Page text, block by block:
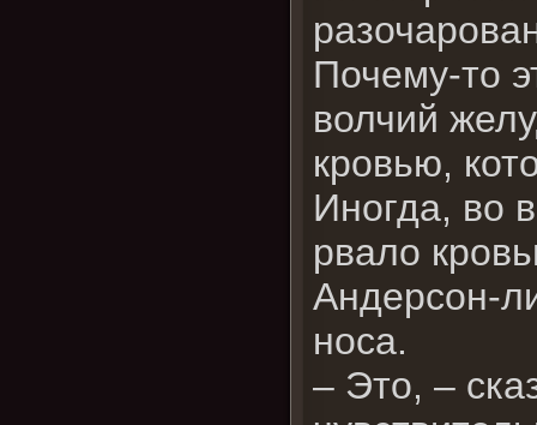
Почему-то
волчий
кровью,
Иногда, во
рвало
Андерсон-
носа.
– Это, –